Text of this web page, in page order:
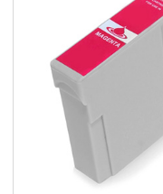
ΠΟΙΟΙ ΕΙΜΑΣΤΕ
SERVICE
ΕΠΙΚΟΙΝΩΝΙΑ